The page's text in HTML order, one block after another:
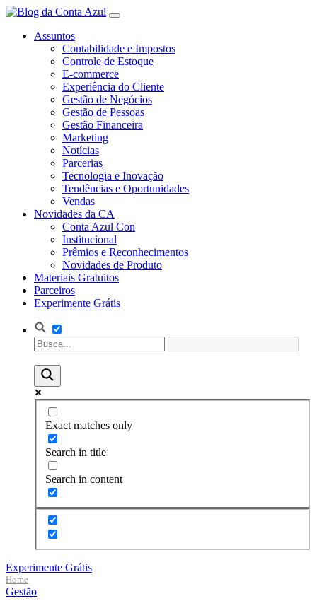
Assuntos
Contabilidade e Impostos
Controle de Estoque
E-commerce
Experiência do Cliente
Gestão de Negócios
Gestão de Pessoas
Gestão Financeira
Marketing
Notícias
Parcerias
Tecnologia e Inovação
Tendências e Oportunidades
Vendas
Novidades da CA
Conta Azul Con
Institucional
Prêmios e Reconhecimentos
Novidades de Produto
Materiais Gratuitos
Parceiros
Experimente Grátis
Exact matches only
Search in title
Search in content
Experimente Grátis
Home
Gestão